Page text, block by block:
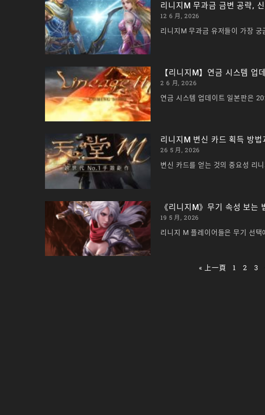
리니지M 무과금 금변 공략,
12 6 月, 2026
리니지M 무과금 유저들이 가장 궁
【리니지M】연금 시스템 업
2 6 月, 2026
연금 시스템 업데이트 일본판은
리니지M 변신 카드 획득 방법
26 5 月, 2026
변신 카드를 얻는 것의 중요성 리
《리니지M》무기 속성 보는
19 5 月, 2026
리니지 M 플레이어들은 무기 선택
« 上一頁 1 2 3